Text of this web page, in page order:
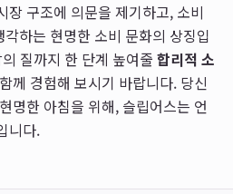
장 구조에 의문을 제기하고, 소비
하는 현명한 소비 문화의 상징입
질까지 한 단계 높여줄 합리적 소
께 경험해 보시기 바랍니다. 당신
명한 아침을 위해, 슬립어스는 언
니다.